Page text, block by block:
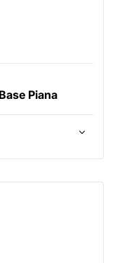
Piana